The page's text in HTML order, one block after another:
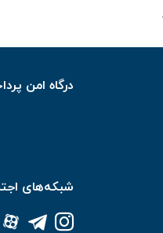
درگاه امن
شبکه‌های